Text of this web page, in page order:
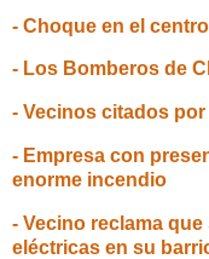
- Choque en el
- Los Bomberos de
- Vecinos citados
- Empresa con
enorme incendio
- Vecino reclama
eléctricas en su